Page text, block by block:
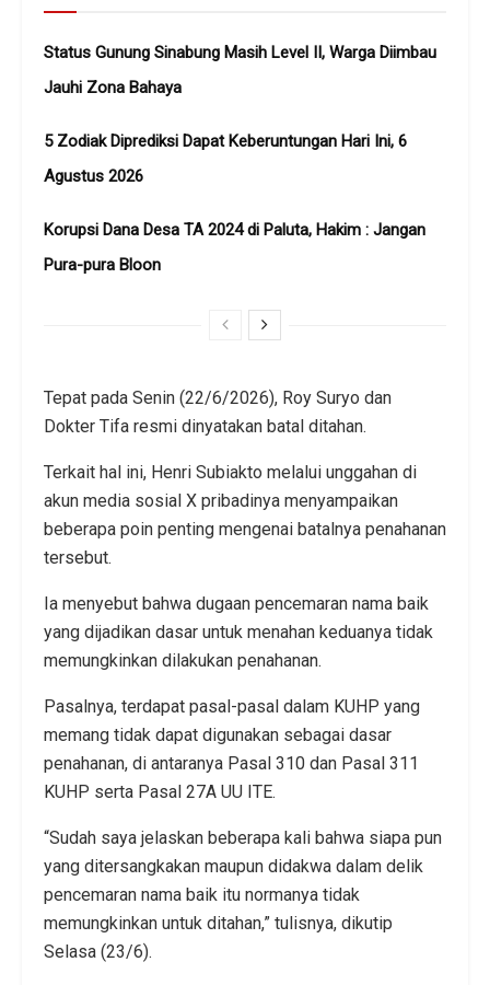
Status Gunung Sinabung Masih Level II, Warga Diimbau
Jauhi Zona Bahaya
5 Zodiak Diprediksi Dapat Keberuntungan Hari Ini, 6
Agustus 2026
Korupsi Dana Desa TA 2024 di Paluta, Hakim : Jangan
Pura-pura Bloon
Tepat pada Senin (22/6/2026), Roy Suryo dan
Dokter Tifa resmi dinyatakan batal ditahan.
Terkait hal ini, Henri Subiakto melalui unggahan di
akun media sosial X pribadinya menyampaikan
beberapa poin penting mengenai batalnya penahanan
tersebut.
Ia menyebut bahwa dugaan pencemaran nama baik
yang dijadikan dasar untuk menahan keduanya tidak
memungkinkan dilakukan penahanan.
Pasalnya, terdapat pasal-pasal dalam KUHP yang
memang tidak dapat digunakan sebagai dasar
penahanan, di antaranya Pasal 310 dan Pasal 311
KUHP serta Pasal 27A UU ITE.
“Sudah saya jelaskan beberapa kali bahwa siapa pun
yang ditersangkakan maupun didakwa dalam delik
pencemaran nama baik itu normanya tidak
memungkinkan untuk ditahan,” tulisnya, dikutip
Selasa (23/6).